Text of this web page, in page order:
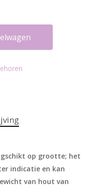
op grootte; het
indicatie en kan
van hout van